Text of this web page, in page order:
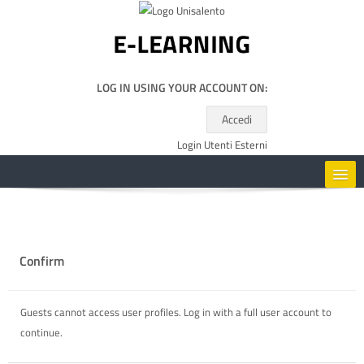
LOG IN USING YOUR ACCOUNT ON:
Accedi
Login Utenti Esterni
ENGLISH ‎(EN)‎
Confirm
Guests cannot access user profiles. Log in with a full user account to
continue.